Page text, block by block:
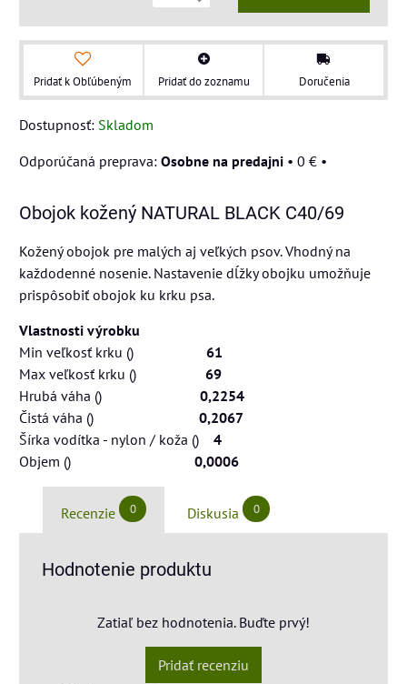
Pridať k Obľúbeným Pridať do zoznamu Doručenia
Dostupnosť: Skladom
Osobne na predajni • 0 € •
Obojok kožený NATURAL BLACK C40/69
Kožený obojok pre malých aj veľkých psov. Vhodný na
každodenné nosenie. Nastavenie dĺžky obojku umožňuje
prispôsobiť obojok ku krku psa.
Vlastnosti výrobku
Min veľkosť krku () 61
Max veľkosť krku () 69
Hrubá váha () 0,2254
Čistá váha () 0,2067
Šírka vodítka - nylon / koža () 4
Objem () 0,0006
Recenzie 0 Diskusia 0
Hodnotenie produktu
Zatiaľ bez hodnotenia. Buďte prvý!
Pridať recenziu